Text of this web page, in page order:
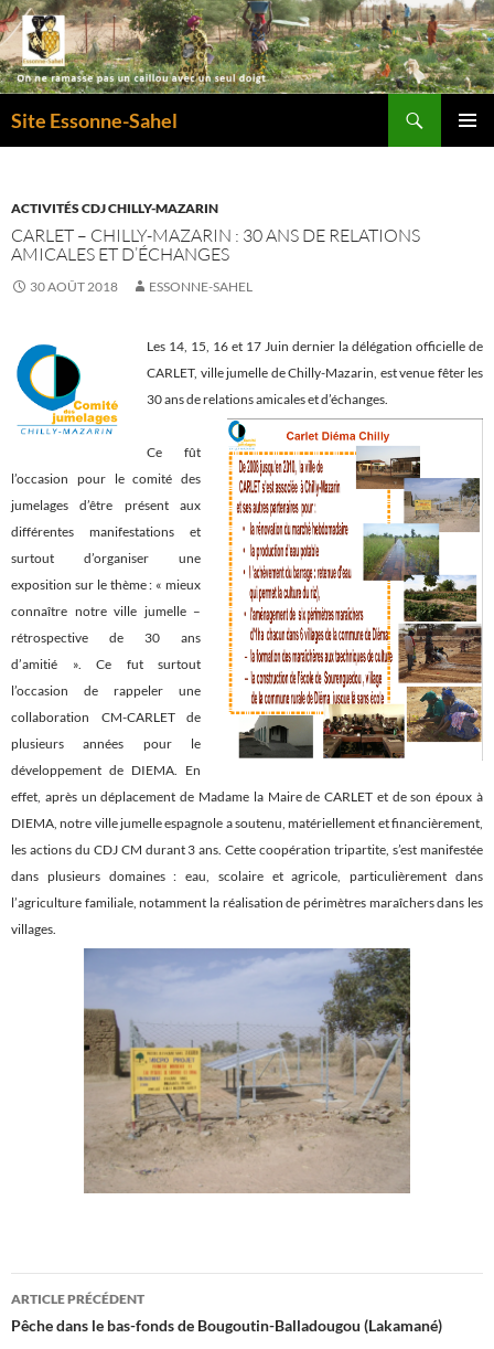
Site Essonne-Sahel
ACTIVITÉS CDJ CHILLY-MAZARIN
CARLET – CHILLY-MAZARIN : 30 ANS DE RELATIONS
AMICALES ET D’ÉCHANGES
30 AOÛT 2018 ESSONNE-SAHEL
Les 14, 15, 16 et 17 Juin dernier la délégation officielle de
CARLET, ville jumelle de Chilly-Mazarin, est venue fêter les
30 ans de relations amicales et d’échanges.
Ce fût
l’occasion pour le comité des
jumelages d’être présent aux
différentes manifestations et
surtout d’organiser une
exposition sur le thème : « mieux
connaître notre ville jumelle –
rétrospective de 30 ans
d’amitié ». Ce fut surtout
l’occasion de rappeler une
collaboration CM-CARLET de
plusieurs années pour le
développement de DIEMA. En
effet, après un déplacement de Madame la Maire de CARLET et de son époux à
DIEMA, notre ville jumelle espagnole a soutenu, matériellement et financièrement,
les actions du CDJ CM durant 3 ans. Cette coopération tripartite, s’est manifestée
dans plusieurs domaines : eau, scolaire et agricole, particulièrement dans
l’agriculture familiale, notamment la réalisation de périmètres maraîchers dans les
villages.
Navigation
des
ARTICLE PRÉCÉDENT
Pêche dans le bas-fonds de Bougoutin-Balladougou (Lakamané)